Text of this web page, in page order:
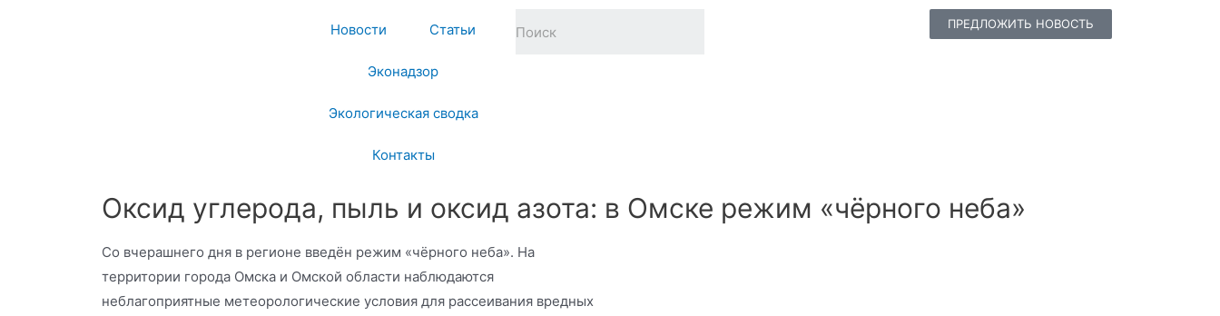
Новости Статьи
Эконадзор
Экологическая сводка
Контакты
ПРЕДЛОЖИТЬ НОВОСТЬ
Оксид углерода, пыль и оксид азота: в Омске режим «чёрного неба»
Со вчерашнего дня в регионе введён режим «чёрного неба». На
территории города Омска и Омской области наблюдаются
неблагоприятные метеорологические условия для рассеивания вредных